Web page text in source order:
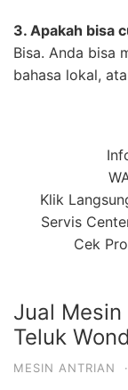
3. Apakah bisa
Bisa. Anda bisa
bahasa lokal,
Klik
Servis
Cek
Jual
Teluk
MESIN ANTRIAN ·